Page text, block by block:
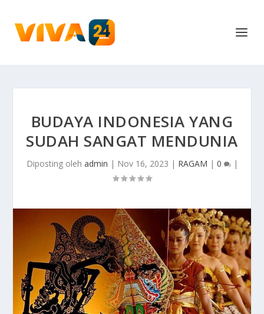
BUDAYA INDONESIA YANG
SUDAH SANGAT MENDUNIA
Diposting oleh admin | Nov 16, 2023 | RAGAM | 0 |